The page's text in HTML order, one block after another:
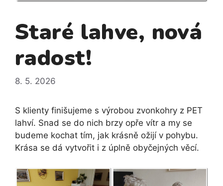
Staré lahve, nová
radost!
8. 5. 2026
S klienty finišujeme s výrobou zvonkohry z PET
lahví. Snad se do nich brzy opře vítr a my se
budeme kochat tím, jak krásně ožijí v pohybu.
Krása se dá vytvořit i z úplně obyčejných věcí.